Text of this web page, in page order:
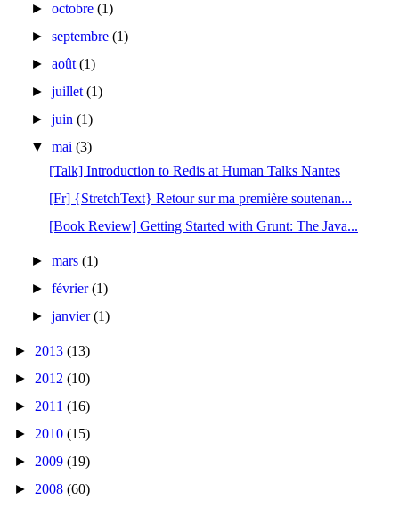
►octobre (1)
►septembre (1)
►août (1)
►juillet (1)
►juin (1)
▼
mai (3)
[Talk] Introduction to Redis at Human Talks Nantes
[Fr] {StretchText} Retour sur ma première soutenan...
[Book Review] Getting Started with Grunt: The Java...
►mars (1)
►février (1)
►janvier (1)
► 2013 (13)
► 2012 (10)
► 2011 (16)
► 2010 (15)
► 2009 (19)
► 2008 (60)